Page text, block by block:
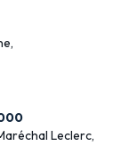
Leclerc,